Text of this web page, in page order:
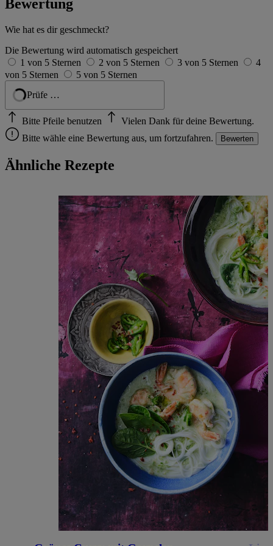
Bewertung
Wie hat es dir geschmeckt?
Die Bewertung wird automatisch gespeichert
1 von 5 Sternen
2 von 5 Sternen 3 von 5 Sternen
4
von 5 Sternen
5 von 5 Sternen
Geprüft
Bitte Pfeile benutzen
Vielen Dank für deine Bewertung.
Bitte wähle eine Bewertung aus, um fortzufahren.
Bewerten
Ähnliche Rezepte